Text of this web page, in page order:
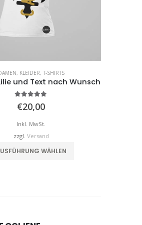
, KLEIDER, T-SHIRTS
und Text nach Wunsch
€20,00
Inkl. MwSt.
zzgl. Versand
WÄHLEN